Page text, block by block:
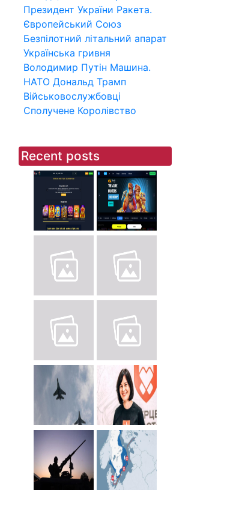
Президент України Ракета.
Європейський Союз
Безпілотний літальний апарат
Українська гривня
Володимир Путін Машина.
НАТО Дональд Трамп
Військовослужбовці
Сполучене Королівство
Recent posts